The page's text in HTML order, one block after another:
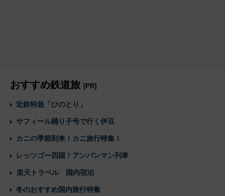
おすすめ鉄道旅 [PR]
近鉄特急「ひのとり」
サフィール踊り子号で行く伊豆
カニの季節到来！カニ旅行特集！
レッツゴー四国！アンパンマン列車
楽天トラベル 国内宿泊
冬のおすすめ国内旅行特集